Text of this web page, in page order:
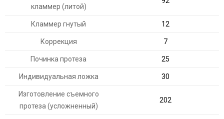
кламмер (литой)
Кламмер гнутый 12
Коррекция 7
Починка протеза 25
Индивидуальная ложка 30
Изготовление съемного
протеза (усложненный)
202